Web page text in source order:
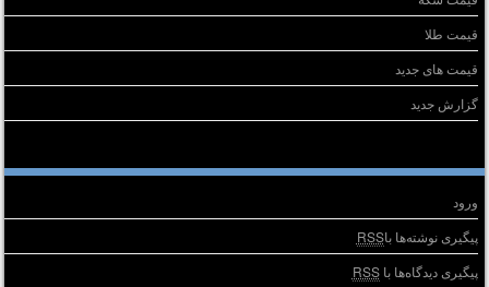
قیمت طلا
قیمت های جدید
گزارش جدید
ورود
پیگیری نوشته‌ها باRSS
پیگیری دیدگاه‌ها باRSS